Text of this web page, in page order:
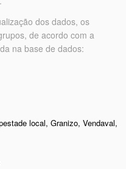
dos dados, os
de acordo com a
na base de dados:
local, Granizo, Vendaval,